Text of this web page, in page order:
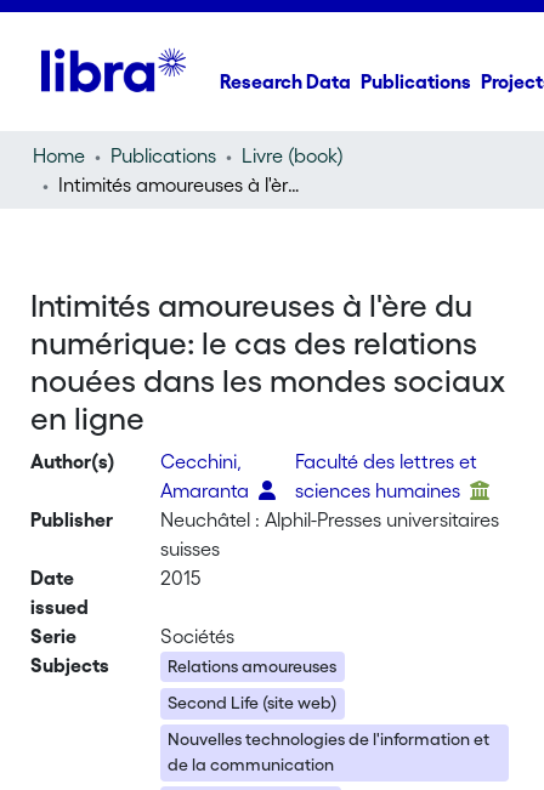
Research Data Publications
Home Publications
Livre (book)
Intimités amoureuses à l'ère du numérique: le cas des relations nouées dans les mondes sociaux en ligne
Intimités amoureuses à l'ère du
numérique: le cas des relations
nouées dans les mondes sociaux
en ligne
Author(s)
Cecchini,
Amaranta
Faculté des lettres et
sciences humaines
Publisher
Neuchâtel : Alphil-Presses universitaires
suisses
Date
issued
2015
Serie
Sociétés
Subjects
Relations amoureuses
Second Life (site web)
Nouvelles technologies de l'information et
de la communication